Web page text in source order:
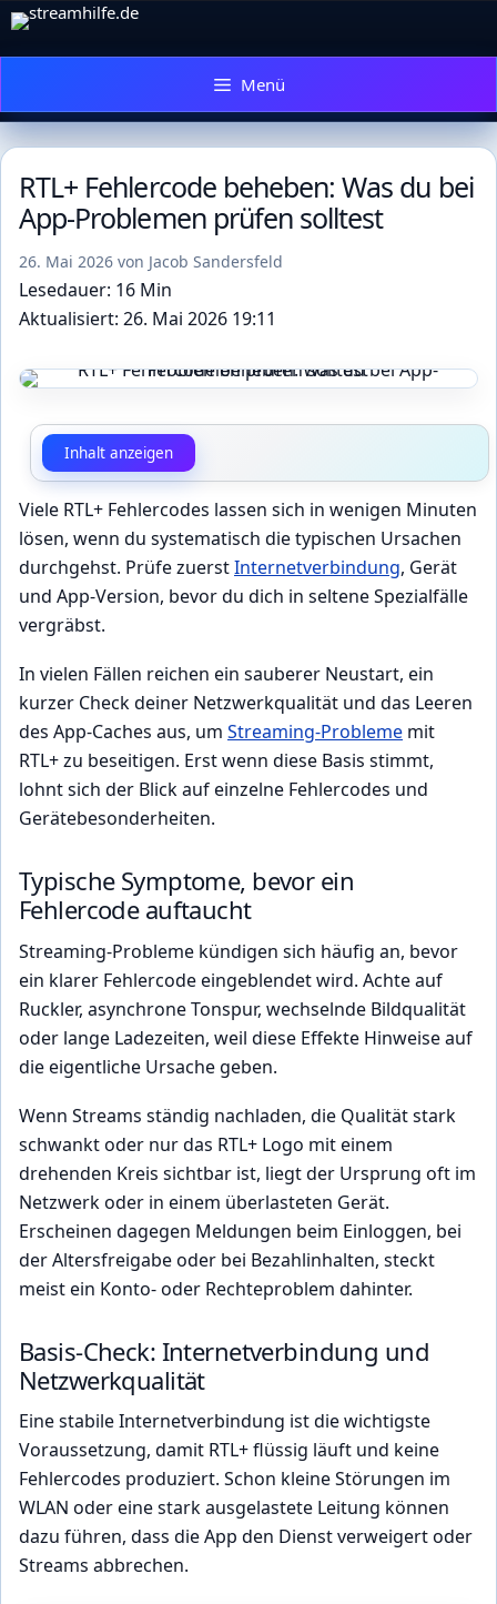
Zum
Menü
RTL+ Fehlercode beheben: Was du bei
App-Problemen prüfen solltest
26. Mai 2026 von Jacob Sandersfeld
Lesedauer: 16 Min
Aktualisiert: 26. Mai 2026 19:11
Inhalt anzeigen
Viele RTL+ Fehlercodes lassen sich in wenigen Minuten
lösen, wenn du systematisch die typischen Ursachen
durchgehst. Prüfe zuerstInternetverbindung, Gerät
und App-Version, bevor du dich in seltene Spezialfälle
vergräbst.
In vielen Fällen reichen ein sauberer Neustart, ein
kurzer Check deiner Netzwerkqualität und das Leeren
des App-Caches aus, um Streaming-Probleme mit
RTL+ zu beseitigen. Erst wenn diese Basis stimmt,
lohnt sich der Blick auf einzelne Fehlercodes und
Gerätebesonderheiten.
Typische Symptome, bevor ein
Fehlercode auftaucht
Streaming-Probleme kündigen sich häufig an, bevor
ein klarer Fehlercode eingeblendet wird. Achte auf
Ruckler, asynchrone Tonspur, wechselnde Bildqualität
oder lange Ladezeiten, weil diese Effekte Hinweise auf
die eigentliche Ursache geben.
Wenn Streams ständig nachladen, die Qualität stark
schwankt oder nur das RTL+ Logo mit einem
drehenden Kreis sichtbar ist, liegt der Ursprung oft im
Netzwerk oder in einem überlasteten Gerät.
Erscheinen dagegen Meldungen beim Einloggen, bei
der Altersfreigabe oder bei Bezahlinhalten, steckt
meist ein Konto- oder Rechteproblem dahinter.
Basis-Check: Internetverbindung und
Netzwerkqualität
Eine stabile Internetverbindung ist die wichtigste
Voraussetzung, damit RTL+ flüssig läuft und keine
Fehlercodes produziert. Schon kleine Störungen im
WLAN oder eine stark ausgelastete Leitung können
dazu führen, dass die App den Dienst verweigert oder
Streams abbrechen.